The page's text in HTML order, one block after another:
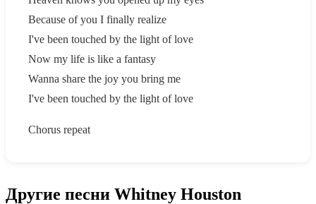
Because of you I finally realize
I've been touched by the light of love
Now my life is like a fantasy
Wanna share the joy you bring me
I've been touched by the light of love
Chorus repeat
Другие песни Whitney Houston